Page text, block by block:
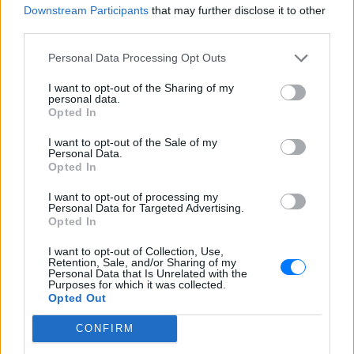
Downstream Participants that may further disclose it to other
Personal Data Processing Opt Outs
I want to opt-out of the Sharing of my
personal data.
Opted In
I want to opt-out of the Sale of my
Personal Data.
Opted In
I want to opt-out of processing my
Personal Data for Targeted Advertising.
Opted In
I want to opt-out of Collection, Use,
Retention, Sale, and/or Sharing of my
Personal Data that Is Unrelated with the
Purposes for which it was collected.
Opted Out
CONFIRM
του Barack Obama δεν συνέβη
στον Λευκό Οίκο
ΠΡΙΝ 6 ΏΡΕΣ
Obama φοβήθηκαν για τη ζωή της κόρης
συγκλονιστική εξομολόγηση
της Αγγελικής Ηλιάδη για τη
ΧΤΕΣ
Η τραγουδίστρια περιέγραψε μέσα από
νοσοκομείο της Αρτας.